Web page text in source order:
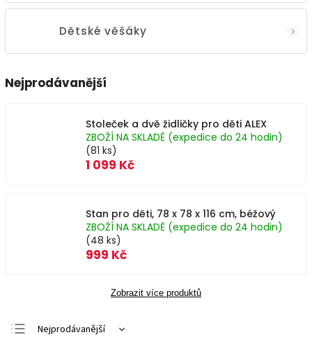
Dětské věšáky
Nejprodávanější
Stoleček a dvě židličky pro děti ALEX
ZBOŽÍ NA SKLADĚ (expedice do 24 hodin)
(81 ks)
1 099 Kč
Stan pro děti, 78 x 78 x 116 cm, béžový
ZBOŽÍ NA SKLADĚ (expedice do 24 hodin)
(48 ks)
999 Kč
Zobrazit více produktů
Nejprodávanější